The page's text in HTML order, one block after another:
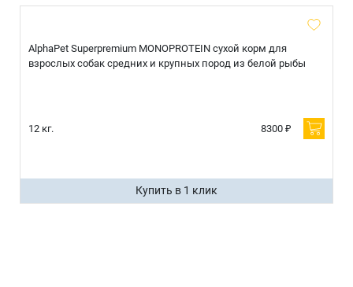
AlphaPet Superpremium MONOPROTEIN сухой корм для
взрослых собак средних и крупных пород из белой рыбы
12 кг. 8300 ₽
Купить в 1 клик